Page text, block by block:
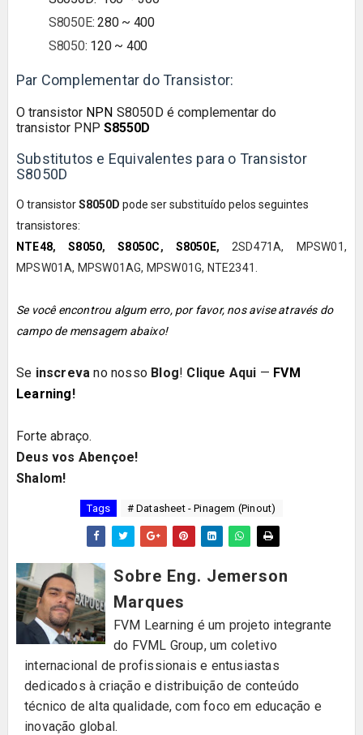
S8050E:280 ~ 400
S8050: 120 ~ 400
Par Complementar do Transistor:
O transistor NPN S8050D é complementar do
transistor PNP S8550D
Substitutos e Equivalentes para o Transistor
S8050D
O transistorS8050D pode ser substituído pelos seguintes
transistores:
NTE48,S8050,S8050C, S8050E, 2SD471A, MPSW01,
MPSW01A, MPSW01AG, MPSW01G, NTE2341.
Se você encontrou algum erro, por favor, nos avise através do
campo de mensagem abaixo!
Se inscreva no nosso Blog! Clique Aqui — FVM
Learning!
Forte abraço.
Deus vos Abençoe!
Shalom!
Tags # Datasheet - Pinagem (Pinout)
Sobre Eng. Jemerson
Marques
FVM Learning é um projeto integrante
do FVML Group, um coletivo
internacional de profissionais e entusiastas
dedicados à criação e distribuição de conteúdo
técnico de alta qualidade, com foco em educação e
inovação global.